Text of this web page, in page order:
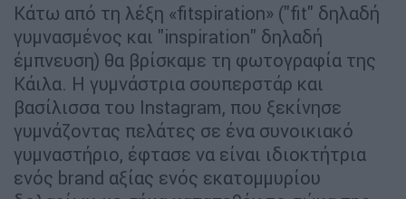
Κάτω από τη λέξη «fitspiration» ("fit" δηλαδή
γυμνασμένος και "inspiration" δηλαδή
έμπνευση) θα βρίσκαμε τη φωτογραφία της
Κάιλα. Η γυμνάστρια σουπερστάρ και
βασίλισσα του Instagram, που ξεκίνησε
γυμνάζοντας πελάτες σε ένα συνοικιακό
γυμναστήριο, έφτασε να είναι ιδιοκτήτρια
ενός brand αξίας ενός εκατομμυρίου